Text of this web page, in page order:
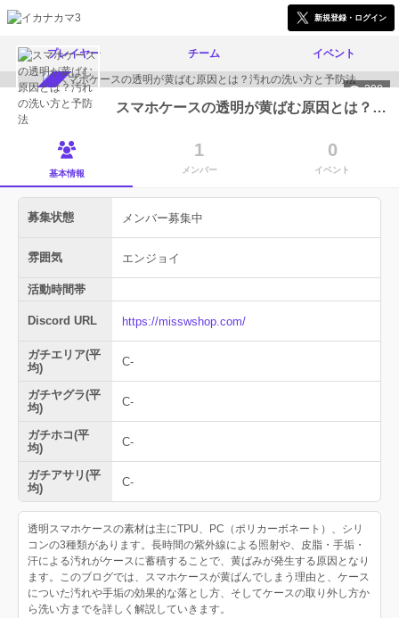
新規登録・ログイン
プレイヤー チーム イベント
メンバー募集中 208
スマホケースの透明が黄ばむ原因とは？汚れの洗い方と予防法
基本情報
1
メンバー
0
イベント
募集状態 メンバー募集中
雰囲気 エンジョイ
活動時間帯
Discord URL https://misswshop.com/
ガチエリア(平
均)
C-
ガチヤグラ(平
均)
C-
ガチホコ(平
均)
C-
ガチアサリ(平
均)
C-
透明スマホケースの素材は主にTPU、PC（ポリカーボネート）、シリ
コンの3種類があります。長時間の紫外線による照射や、皮脂・手垢・
汗による汚れがケースに蓄積することで、黄ばみが発生する原因となり
ます。このブログでは、スマホケースが黄ばんでしまう理由と、ケース
についた汚れや手垢の効果的な落とし方、そしてケースの取り外し方か
ら洗い方までを詳しく解説していきます。